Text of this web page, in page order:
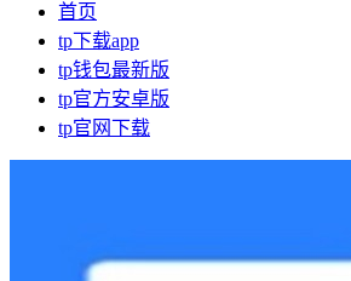
首页
tp下载app
tp钱包最新版
tp官方安卓版
tp官网下载